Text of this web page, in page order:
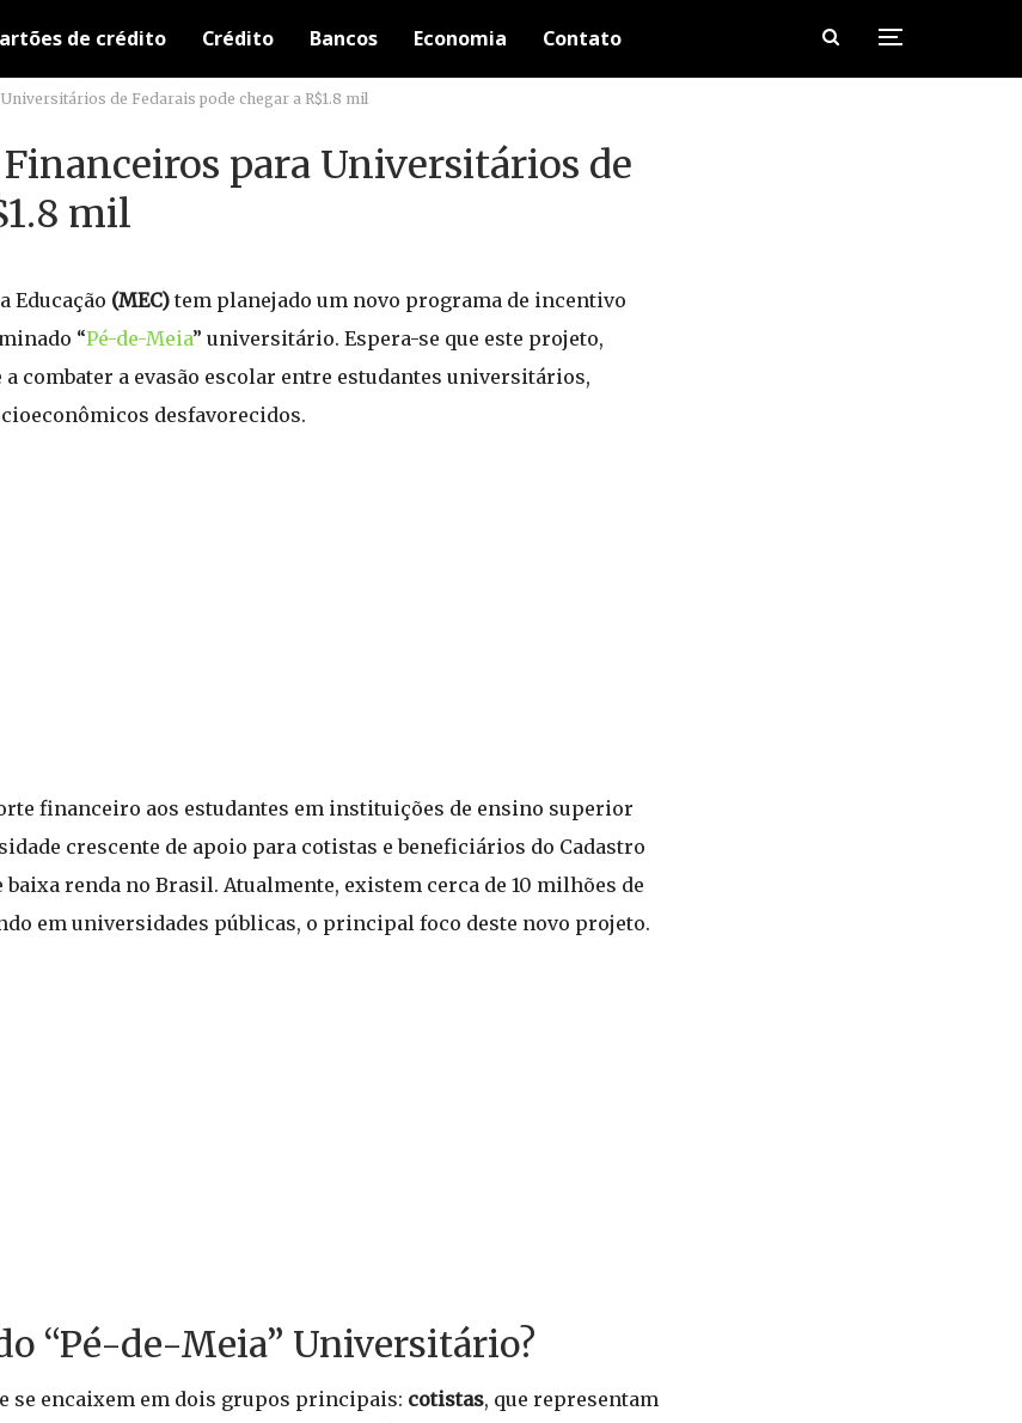
de crédito Crédito Bancos Economia Contato
de Fedarais pode chegar a R$1.8 mil
para Universitários de
mil
Educação (MEC) tem planejado um novo programa de incentivo
“Pé-de-Meia” universitário. Espera-se que este projeto,
a combater a evasão escolar entre estudantes universitários,
desfavorecidos.
financeiro aos estudantes em instituições de ensino superior
crescente de apoio para cotistas e beneficiários do Cadastro
renda no Brasil. Atualmente, existem cerca de 10 milhões de
em universidades públicas, o principal foco deste novo projeto.
“Pé-de-Meia” Universitário?
se encaixem em dois grupos principais: cotistas, que representam